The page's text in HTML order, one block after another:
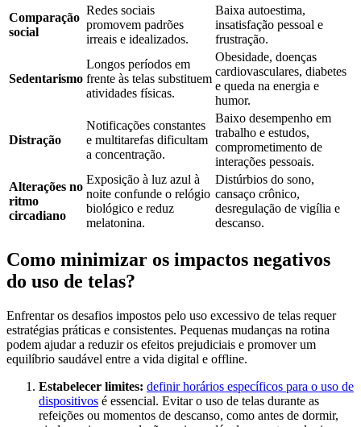
Comparação
social
Redes sociais
promovem padrões
irreais e idealizados.
Baixa autoestima,
insatisfação pessoal e
frustração.
Sedentarismo
Longos períodos em
frente às telas substituem
atividades físicas.
Obesidade, doenças
cardiovasculares, diabetes
e queda na energia e
humor.
Distração
Notificações constantes
e multitarefas dificultam
a concentração.
Baixo desempenho em
trabalho e estudos,
comprometimento de
interações pessoais.
Alterações no
ritmo
circadiano
Exposição à luz azul à
noite confunde o relógio
biológico e reduz
melatonina.
Distúrbios do sono,
cansaço crônico,
desregulação de vigília e
descanso.
Como minimizar os impactos negativos
do uso de telas?
Enfrentar os desafios impostos pelo uso excessivo de telas requer
estratégias práticas e consistentes. Pequenas mudanças na rotina
podem ajudar a reduzir os efeitos prejudiciais e promover um
equilíbrio saudável entre a vida digital e offline.
Estabelecer limites: definir horários específicos para o uso de
dispositivos é essencial. Evitar o uso de telas durante as
refeições ou momentos de descanso, como antes de dormir,